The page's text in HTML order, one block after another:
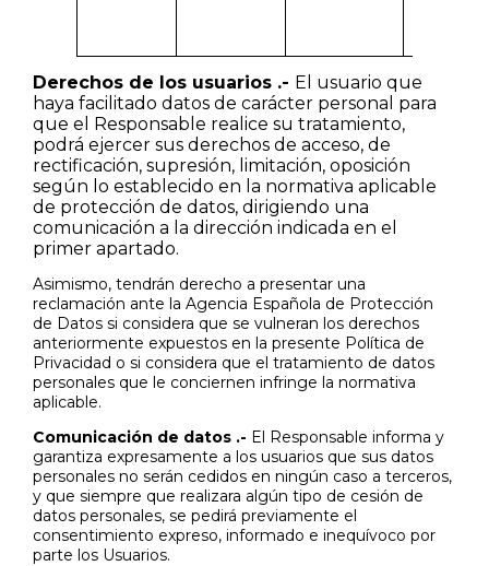
Derechos de los usuarios .- El usuario que
haya facilitado datos de carácter personal para
que el Responsable realice su tratamiento,
podrá ejercer sus derechos de acceso, de
rectificación, supresión, limitación, oposición
según lo establecido en la normativa aplicable
de protección de datos, dirigiendo una
comunicación a la dirección indicada en el
primer apartado.
Asimismo, tendrán derecho a presentar una
reclamación ante la Agencia Española de Protección
de Datos si considera que se vulneran los derechos
anteriormente expuestos en la presente Política de
Privacidad o si considera que el tratamiento de datos
personales que le conciernen infringe la normativa
aplicable.
Comunicación de datos .- El Responsable informa y
garantiza expresamente a los usuarios que sus datos
personales no serán cedidos en ningún caso a terceros,
y que siempre que realizara algún tipo de cesión de
datos personales, se pedirá previamente el
consentimiento expreso, informado e inequívoco por
parte los Usuarios.